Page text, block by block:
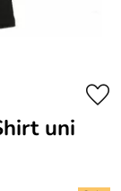
uni